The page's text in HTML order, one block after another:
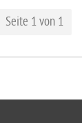
Seite 1 von 1